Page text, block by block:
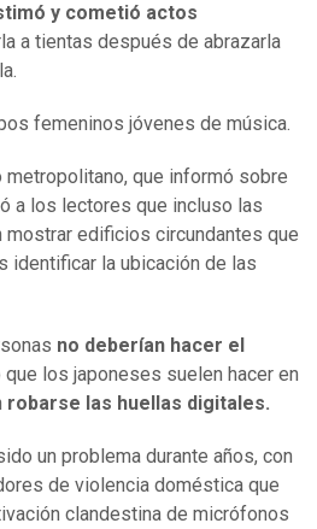
y cometió actos
a tientas después de abrazarla
femeninos jóvenes de música.
metropolitano, que informó sobre
a los lectores que incluso las
edificios circundantes que
identificar la ubicación de las
no deberían hacer el
que los japoneses suelen hacer en
robarse las huellas digitales.
un problema durante años, con
de violencia doméstica que
clandestina de micrófonos